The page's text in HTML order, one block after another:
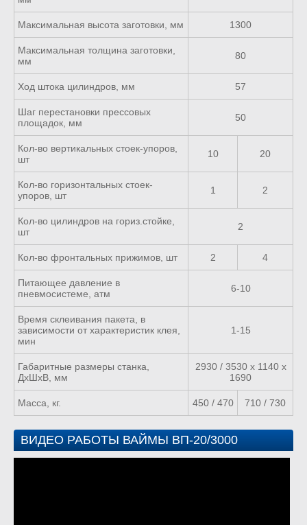
Максимальная высота заготовки, мм 1300
Максимальная толщина заготовки,
мм
80
Ход штока цилиндров, мм 57
Шаг перестановки прессовых
площадок, мм
50
Кол-во вертикальных стоек-упоров,
шт
10 20
Кол-во горизонтальных стоек-
упоров, шт
1 2
Кол-во цилиндров на гориз.стойке,
шт
2
Кол-во фронтальных прижимов, шт 2 4
Питающее давление в
пневмосистеме, атм
6-10
Время склеивания пакета, в
зависимости от характеристик клея,
мин
1-15
Габаритные размеры станка,
ДхШхВ, мм
2930 / 3530 х 1140 х
1690
Масса, кг. 450 / 470 710 / 730
ВИДЕО РАБОТЫ ВАЙМЫ ВП-20/3000